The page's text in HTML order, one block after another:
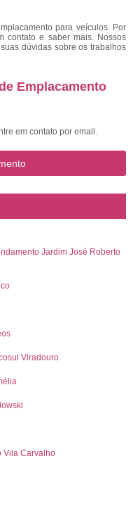
para veículos. Por
contato e saber mais. Nossos
dúvidas sobre os trabalhos
Emplacamento
em contato por email.
Jardim José Roberto
Viradouro
Vila Carvalho